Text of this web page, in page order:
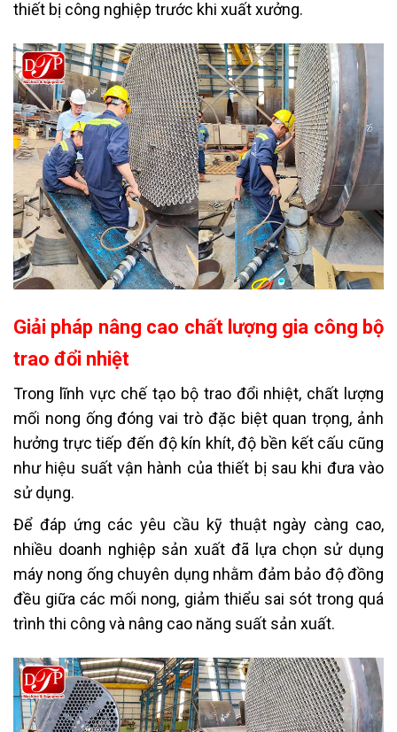
thiết bị công nghiệp trước khi xuất xưởng.
Giải pháp nâng cao chất lượng gia công bộ
trao đổi nhiệt
Trong lĩnh vực chế tạo bộ trao đổi nhiệt, chất lượng
mối nong ống đóng vai trò đặc biệt quan trọng, ảnh
hưởng trực tiếp đến độ kín khít, độ bền kết cấu cũng
như hiệu suất vận hành của thiết bị sau khi đưa vào
sử dụng.
Để đáp ứng các yêu cầu kỹ thuật ngày càng cao,
nhiều doanh nghiệp sản xuất đã lựa chọn sử dụng
máy nong ống chuyên dụng nhằm đảm bảo độ đồng
đều giữa các mối nong, giảm thiểu sai sót trong quá
trình thi công và nâng cao năng suất sản xuất.